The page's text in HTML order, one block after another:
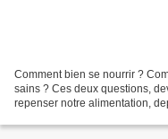
Comment bien se nourrir ?
sains ? Ces deux questions,
repenser notre alimentation,